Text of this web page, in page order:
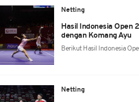
Netting
Hasil Indonesia Open
dengan Komang Ayu
Berikut Hasil Indonesia
Netting